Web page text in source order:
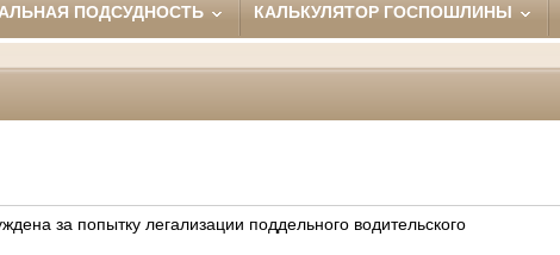
ПОДСУДНОСТЬ КАЛЬКУЛЯТОР ГОСПОШЛИНЫ
за попытку легализации поддельного водительского